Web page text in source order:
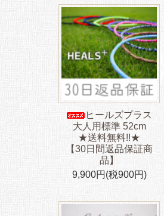
ヒールズプラス
大人用標準 52cm
★送料無料!!★
【30日間返品保証商
品】
9,900円(税900円)